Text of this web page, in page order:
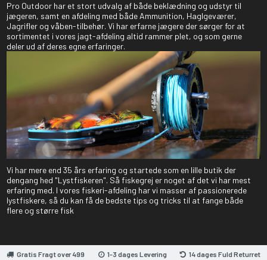
Pro Outdoor har et stort udvalg af både beklædning og udstyr til
jægeren, samt en afdeling med både Ammunition, Haglgeværer,
Jagrifler og våben-tilbehør. Vi har erfarne jægere der sørger for at
sortimentet i vores jagt-afdeling altid rammer plet, og som gerne
deler ud af deres egne erfaringer.
Vi har mere end 35 års erfaring og startede som en lille butik der
dengang hed "Lystfiskeren". Så fiskegrej er noget af det vi har mest
erfaring med. I vores fiskeri-afdeling har vi masser af passionerede
lystfiskere, så du kan få de bedste tips og tricks til at fange både
flere og større fisk
Gratis Fragt over 499 1-3 dages Levering 14 dages Fuld Returret